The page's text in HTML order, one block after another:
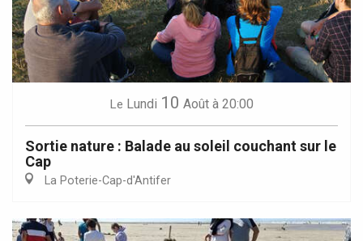
Le Lundi 10 Août à 20:00
Sortie nature : Balade au soleil couchant sur le
Cap
La Poterie-Cap-d'Antifer